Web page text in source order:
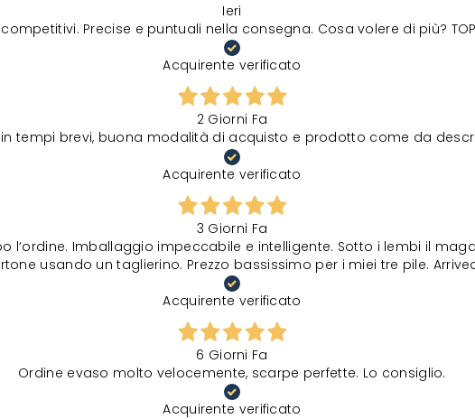
Ieri
Precise e puntuali nella consegna. Cosa volere di più? TOP
Acquirente verificato
2 Giorni Fa
tempi brevi, buona modalità di acquisto e prodotto come da
Acquirente verificato
3 Giorni Fa
l‘ordine. Imballaggio impeccabile e intelligente. Sotto i lembi il
usando un taglierino. Prezzo bassissimo per i miei tre pile.
Acquirente verificato
6 Giorni Fa
Ordine evaso molto velocemente, scarpe perfette. Lo consiglio.
Acquirente verificato